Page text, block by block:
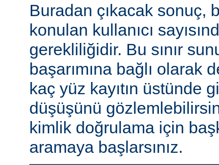
Buradan çıkacak sonuç,
konulan kullanıcı
gerekliliğidir. Bu sınır
başarımına bağlı olarak
kaç yüz kayıtın üstünde
düşüşünü
kimlik doğrulama için
aramaya başlarsınız.